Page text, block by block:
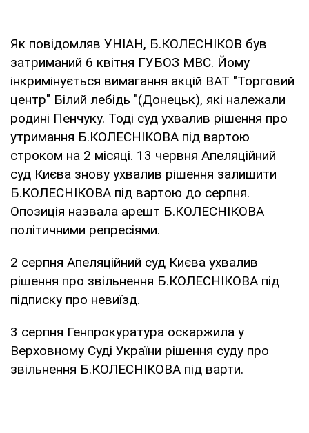
Як повідомляв УНІАН, Б.КОЛЕСНІКОВ був
затриманий 6 квітня ГУБОЗ МВС. Йому
інкримінується вимагання акцій ВАТ "Торговий
центр" Білий лебідь "(Донецьк), які належали
родині Пенчуку. Тоді суд ухвалив рішення про
утримання Б.КОЛЕСНІКОВА під вартою
строком на 2 місяці. 13 червня Апеляційний
суд Києва знову ухвалив рішення залишити
Б.КОЛЕСНІКОВА під вартою до серпня.
Опозиція назвала арешт Б.КОЛЕСНІКОВА
політичними репресіями.
2 серпня Апеляційний суд Києва ухвалив
рішення про звільнення Б.КОЛЕСНІКОВА під
підписку про невиїзд.
3 серпня Генпрокуратура оскаржила у
Верховному Суді України рішення суду про
звільнення Б.КОЛЕСНІКОВА під варти.